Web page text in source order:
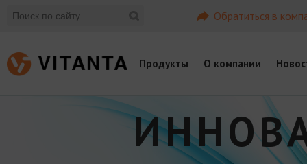
Обратиться в
Продукты О компании